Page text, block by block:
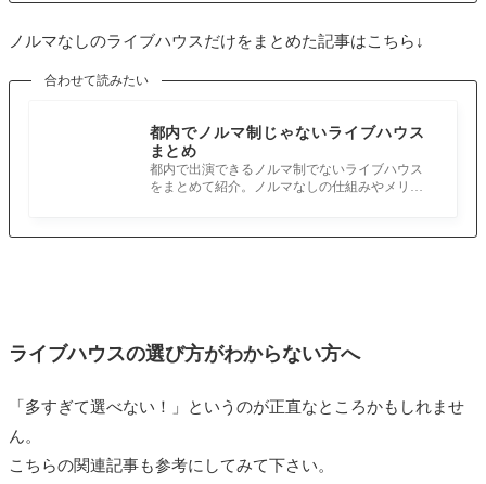
ノルマなしのライブハウスだけをまとめた記事はこちら↓
合わせて読みたい
都内でノルマ制じゃないライブハウス
まとめ
都内で出演できるノルマ制でないライブハウス
をまとめて紹介。ノルマなしの仕組みやメリッ
ライブハウスの選び方がわからない方へ
「多すぎて選べない！」というのが正直なところかもしれませ
ん。
こちらの関連記事も参考にしてみて下さい。